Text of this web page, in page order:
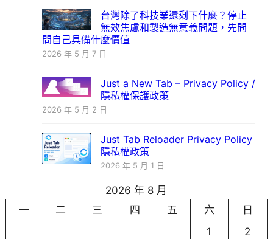
台灣除了科技業還剩下什麼？停止
無效焦慮和製造無意義問題，先問
問自己具備什麼價值
2026 年 5 月 7 日
Just a New Tab – Privacy Policy /
隱私權保護政策
2026 年 5 月 2 日
Just Tab Reloader Privacy Policy
隱私權政策
2026 年 5 月 1 日
2026 年 8 月
一
二 三 四 五 六
日
1
2